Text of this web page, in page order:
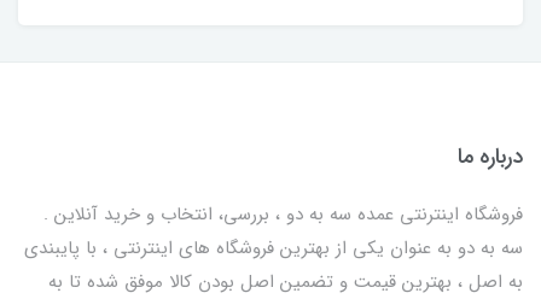
درباره ما
فروشگاه اینترنتی عمده سه به دو ، بررسی، انتخاب و خرید آنلاین .
سه به دو به عنوان یکی از بهترين فروشگاه های اینترنتی ، با پایبندی
به اصل ، بهترين قيمت و تضمین اصل‌ بودن کالا موفق شده تا به